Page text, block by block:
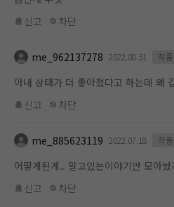
신고
차단
me_962137278 2022.08.31 작
아내 상태가 더 좋아졌다고 하는데 왜
신고
차단
me_885623119 2022.07.18 작
어떻게된게.. 알고있는이야기만 모아놨
신고
차단